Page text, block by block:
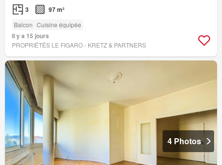
3 97 m²
Balcon Cuisine équipée
Il y a 15 jours
PROPRIÉTÉS LE FIGARO - KRETZ & PARTNERS
4 Photos